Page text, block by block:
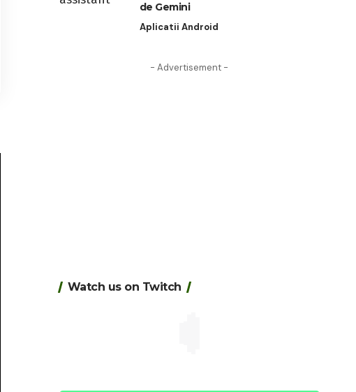
de Gemini
Aplicatii Android
- Advertisement -
Watch us on Twitch